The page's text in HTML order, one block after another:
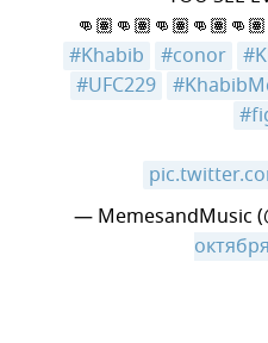
#Khabib
#conor
#UFC229
— MemesandMusic